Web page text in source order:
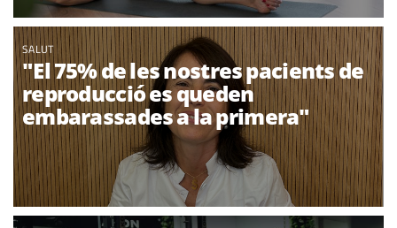
SALUT
"El 75% de les nostres pacients de
reproducció es queden
embarassades a la primera"